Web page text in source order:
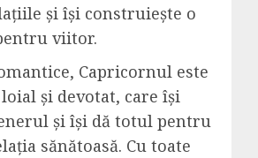
și își construiește o
viitor.
Capricornul este
și devotat, care își
și își dă totul pentru
sănătoasă. Cu toate